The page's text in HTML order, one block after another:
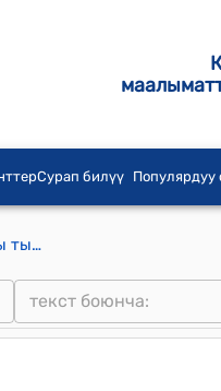
Сурап билүү Популярдуу
Ош шаардык кеңешинин 2013-жылдын 4-июнундагы № 105 "Ош шаарындагы тышкы миграциянын абалы жөнүндө" токтому